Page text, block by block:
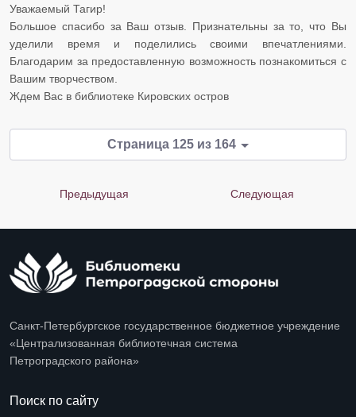
Уважаемый Тагир!
​​​​​​​Большое спасибо за Ваш отзыв. Признательны за то, что Вы
уделили время и поделились своими впечатлениями.
Благодарим за предоставленную возможность познакомиться с
Вашим творчеством.
​​​​​​​Ждем Вас в библиотеке Кировских остров
Страница 125 из 164
Предыдущая Следующая
Санкт-Петербургское государственное бюджетное учреждение
«Централизованная библиотечная система
Петроградского района»
Поиск по сайту